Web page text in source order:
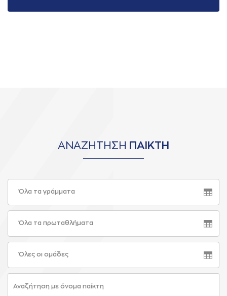
ΑΝΑΖΗΤΗΣΗ ΠΑΙΚΤΗ
Όλα τα γράμματα
Όλα τα πρωταθλήματα
Όλες οι ομάδες